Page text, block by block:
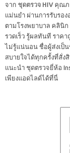
จาก ชุดตรวจ HIV คุณภ
แม่นยำ ผ่านการรับรอง
ตามโรงพยาบาล คลินิ
รวดเร็ว รู้ผลทันที ราค
ไม่รู้แน่นอน ชื่อผู้ส่งเป็
สบายใจได้ทุกครั้งที่สั่ง
แนะนำ ชุดตรวจยี่ห้อ
เพียงแอดไลด์ได้ที่นี่